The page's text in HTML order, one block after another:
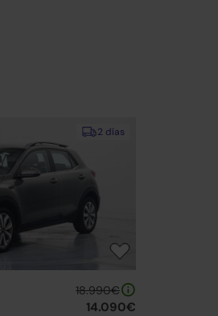
2 días
18.990€
14.090€